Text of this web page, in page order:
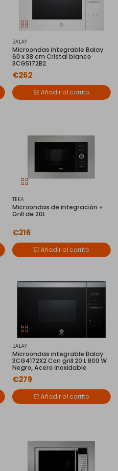
BALAY
Microondas integrable Balay
60 x 38 cm Cristal blanco
3CG5172B2
€262
Añadir al carrito
TEKA
Microondas de integración +
Grill de 20L
€216
Añadir al carrito
BALAY
Microondas integrable Balay
3CG4172X2 Con grill 20 L 800 W
Negro, Acero inoxidable
€279
Añadir al carrito